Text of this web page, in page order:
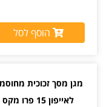
הוסף לסל
מגן מסך זכוכית
לאייפון 15 פרו מקס